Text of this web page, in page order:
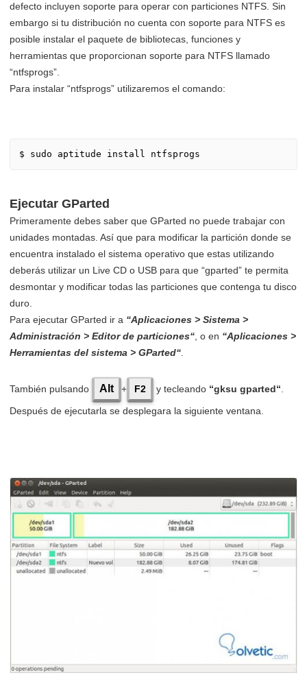
defecto incluyen soporte para operar con particiones NTFS. Sin
embargo si tu distribución no cuenta con soporte para NTFS es
posible instalar el paquete de bibliotecas, funciones y
herramientas que proporcionan soporte para NTFS llamado
“ntfsprogs”.
Para instalar “ntfsprogs” utilizaremos el comando:
$ sudo aptitude install ntfsprogs
Ejecutar GParted
Primeramente debes saber que GParted no puede trabajar con
unidades montadas. Así que para modificar la partición donde se
encuentra instalado el sistema operativo que estas utilizando
deberás utilizar un Live CD o USB para que “gparted” te permita
desmontar y modificar todas las particiones que contenga tu disco
duro.
Para ejecutar GParted ir a “Aplicaciones > Sistema >
Administración > Editor de particiones“ , o en “Aplicaciones >
Herramientas del sistema > GParted“
También pulsando Alt + F2 y tecleando “gksu gparted“
Después de ejecutarla se desplegara la siguiente ventana.